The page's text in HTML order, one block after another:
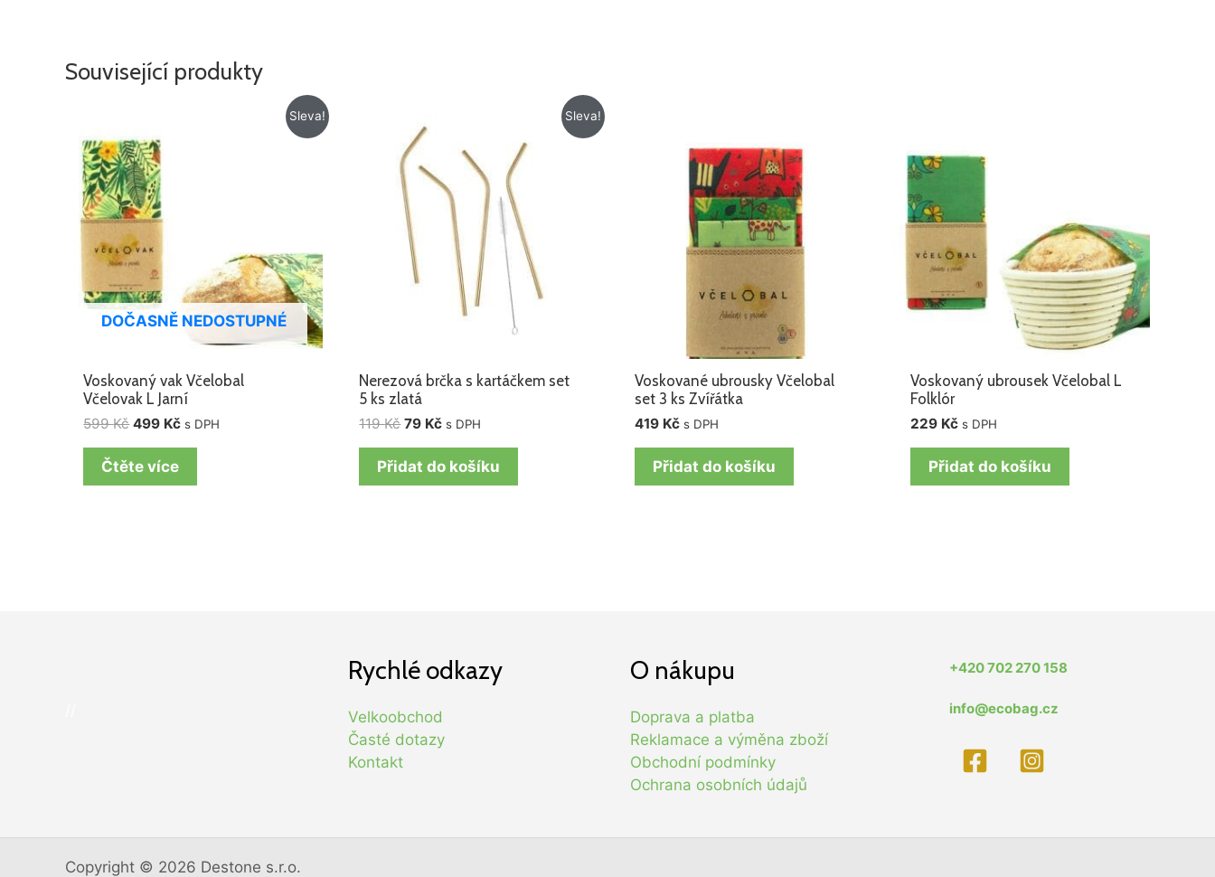
Související produkty
Sleva!
DOČASNĚ NEDOSTUPNÉ
Voskovaný vak Včelobal
Včelovak L Jarní
599Kč
byla:
599 Kč.
499 Kč s DPH
Čtěte více
Sleva!
Nerezová brčka s kartáčkem set
5 ks zlatá
119Kč
cena
byla:
119 Kč.
79 Kč
79 Kč.
s DPH
Přidat do košíku
Voskované ubrousky Včelobal
set 3 ks Zvířátka
419 Kč s DPH
Přidat do košíku
Voskovaný ubrousek Včelobal L
Folklór
229 Kč s DPH
Přidat do košíku
Rychlé odkazy
Velkoobchod
Časté dotazy
Kontakt
O nákupu
Doprava a platba
Reklamace a výměna zboží
Obchodní podmínky
Ochrana osobních údajů
+420 702 270 158
info@ecobag.cz
Copyright © 2026 Destone s.r.o.